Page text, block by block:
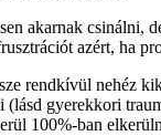
akarnak
azért, ha
rendkívül nehéz
gyerekkori
100%-ban